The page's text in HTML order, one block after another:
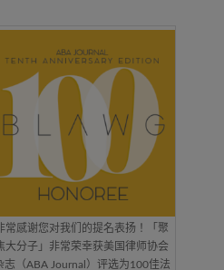
常感谢您对我们的提名表扬！「聚
大分子」非常荣幸获美国律师协会
志（ABA Journal）评选为100佳法